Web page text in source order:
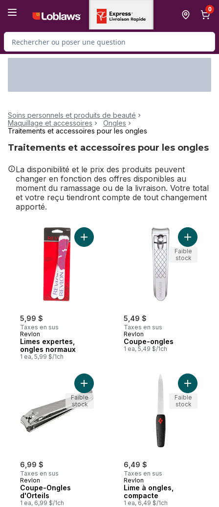
0
Rechercher des produits
Soins personnels et produits de beauté
Maquillage et accessoires
Ongles
Traitements et accessoires pour les ongles
Traitements et accessoires pour les ongles
La disponibilité et le prix des produits peuvent
changer en fonction des offres disponibles au
moment du ramassage ou de la livraison. Votre total
et votre reçu tiendront compte de tout changement
apporté.
5,99 $
Taxes en sus
Revlon
Limes expertes,
ongles normaux
1 ea, 5,99 $/1ch
Ajouter Limes expertes, ongles normaux
5,49 $
Taxes en sus
Revlon
Coupe-ongles
1 ea, 5,49 $/1ch
Ajouter
Faible
stock
6,99 $
Taxes en sus
Revlon
Coupe-Ongles
d'Orteils
1 ea, 6,99 $/1ch
Ajouter Coupe-Ongles d'Orteils au panier
Faible
stock
6,49 $
Taxes en sus
Revlon
Lime à ongles,
compacte
1 ea, 6,49 $/1ch
Ajouter
Faible
stock